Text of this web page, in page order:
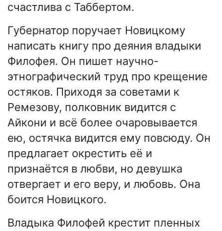
счастлива с Таббертом.
Губернатор поручает Новицкому
написать книгу про деяния владыки
Филофея. Он пишет научно-
этнографический труд про крещение
остяков. Приходя за советами к
Ремезову, полковник видится с
Айкони и всё более очаровывается
ею, остячка видится ему повсюду. Он
предлагает окрестить её и
признаётся в любви, но девушка
отвергает и его веру, и любовь. Она
боится Новицкого.
Владыка Филофей крестит пленных